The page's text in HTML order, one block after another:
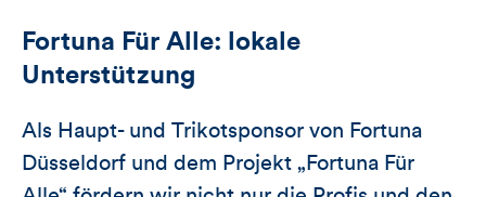
Fortuna Für Alle: lokale
Unterstützung
Als Haupt- und Trikotsponsor von Fortuna
Düsseldorf und dem Projekt „Fortuna Für